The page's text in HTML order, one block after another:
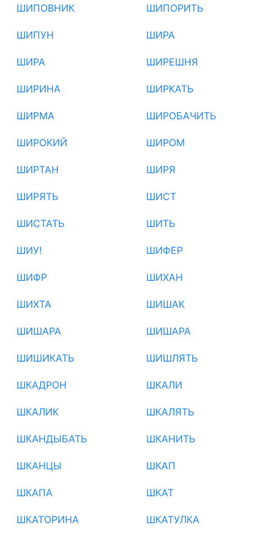
ШИПОВНИК ШИПОРИТЬ
ШИПУН ШИРА
ШИРА ШИРЕШНЯ
ШИРИНА ШИРКАТЬ
ШИРМА ШИРОБАЧИТЬ
ШИРОКИЙ ШИРОМ
ШИРТАН ШИРЯ
ШИРЯТЬ ШИСТ
ШИСТАТЬ ШИТЬ
ШИУ! ШИФЕР
ШИФР ШИХАН
ШИХТА ШИШАК
ШИШАРА ШИШАРА
ШИШИКАТЬ ШИШЛЯТЬ
ШКАДРОН ШКАЛИ
ШКАЛИК ШКАЛЯТЬ
ШКАНДЫБАТЬ ШКАНИТЬ
ШКАНЦЫ ШКАП
ШКАПА ШКАТ
ШКАТОРИНА ШКАТУЛКА